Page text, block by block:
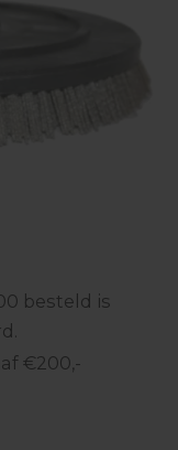
besteld is
€200,-